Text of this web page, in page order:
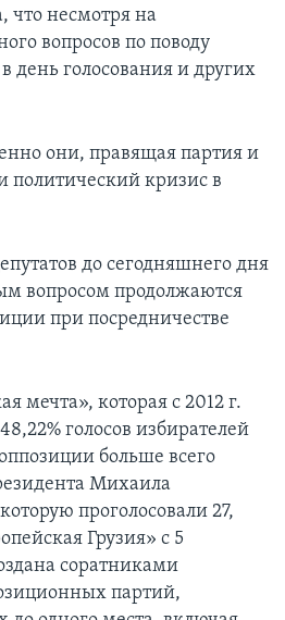
что несмотря на
вопросов по поводу
день голосования и других
они, правящая партия и
политический кризис в
до сегодняшнего дня
вопросом продолжаются
при посредничестве
мечта», которая с 2012 г.
голосов избирателей
больше всего
Михаила
проголосовали 27,
Грузия» с 5
соратниками
партий,